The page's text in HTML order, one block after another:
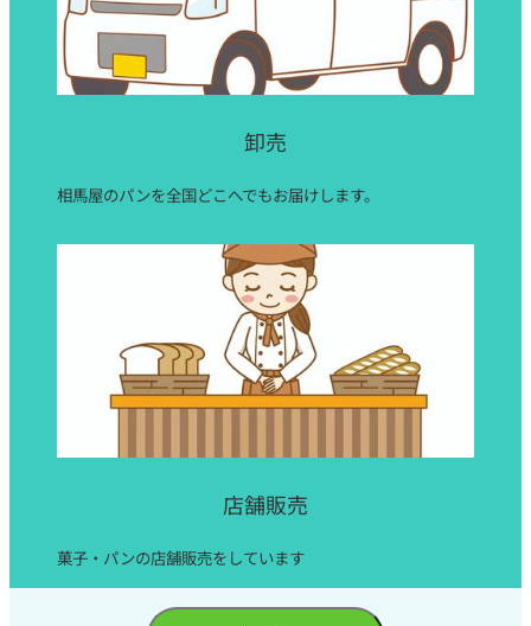
卸売
相馬屋のパンを全国どこへでもお届けします。
店舗販売
菓子・パンの店舗販売をしています